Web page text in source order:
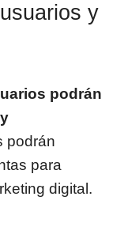
y
podrán
podrán
para
digital.